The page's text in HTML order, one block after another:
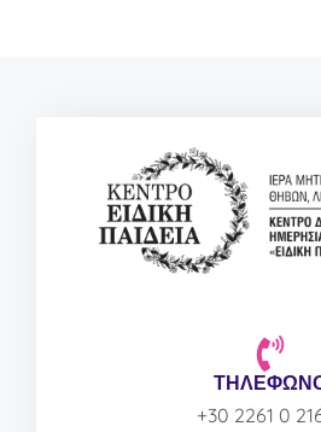
+30 2261 0